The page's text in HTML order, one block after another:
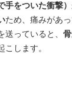
をついた衝撃）
ため、痛みがあ
っていると、
します。